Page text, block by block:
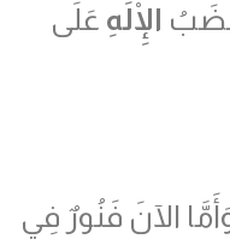
غَضَبُ الْإِلَهِ عَلَى
الآنَ فَنُورٌ فِي